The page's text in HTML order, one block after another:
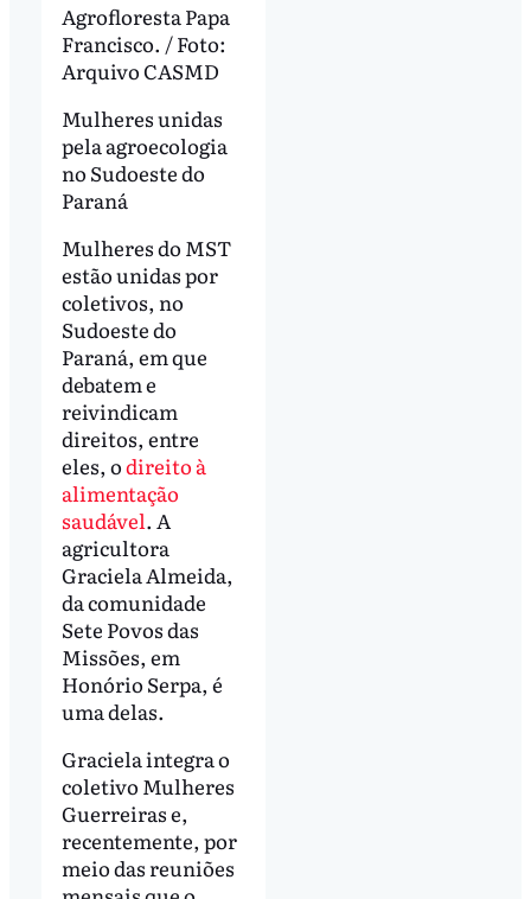
Agrofloresta Papa
Francisco. / Foto:
Arquivo CASMD
Mulheres unidas
pela agroecologia
no Sudoeste do
Paraná
Mulheres do MST
estão unidas por
coletivos, no
Sudoeste do
Paraná, em que
debatem e
reivindicam
direitos, entre
eles, odireito à
alimentação
saudável. A
agricultora
Graciela Almeida,
da comunidade
Sete Povos das
Missões, em
Honório Serpa, é
uma delas.
Graciela integra o
coletivo Mulheres
Guerreiras e,
recentemente, por
meio das reuniões